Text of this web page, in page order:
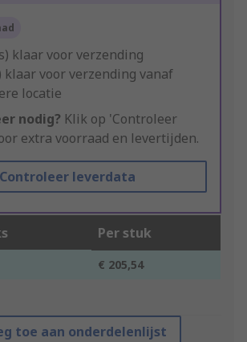
klaar voor verzending
klaar voor verzending vanaf
locatie
nodig? Klik op 'Controleer
extra voorraad en levertijden.
Controleer leverdata
Per stuk
€ 205,54
toe aan onderdelenlijst